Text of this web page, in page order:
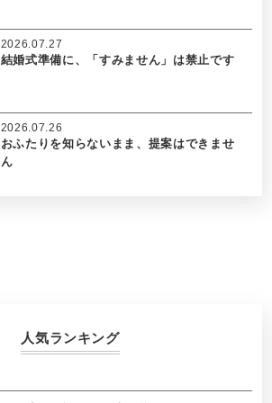
結婚式準備に、「すみません」は禁止です
2026.07.27
おふたりを知らないまま、提案はできませ
ん
2026.07.26
人気ランキング